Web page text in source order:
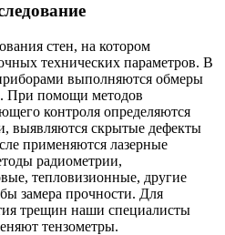
стен, на котором
технических параметров. В
выполняются обмеры
При помощи методов
контроля определяются
выявляются скрытые дефекты
применяются лазерные
радиометрии,
тепловизионные, другие
замера прочности. Для
трещин наши специалисты
тензометры.